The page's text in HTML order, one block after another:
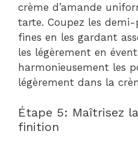
crème d’amande
tarte. Coupez les
fines en les gardant
les légèrement en
harmonieusement les
légèrement dans la
Étape 5: Maîtrisez
finition